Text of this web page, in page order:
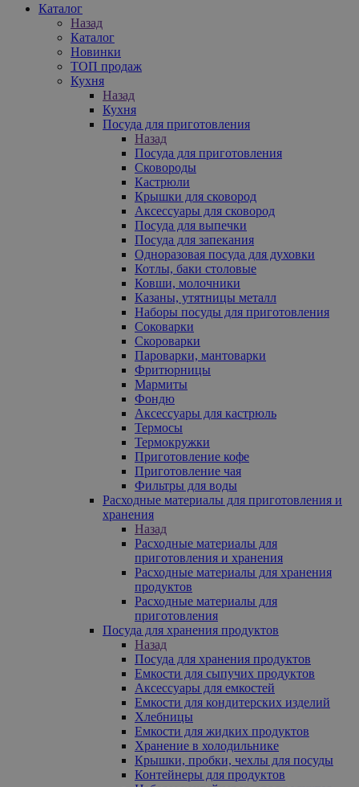
Каталог
Назад
Каталог
Новинки
ТОП продаж
Кухня
Назад
Кухня
Посуда для приготовления
Назад
Посуда для приготовления
Сковороды
Кастрюли
Крышки для сковород
Аксессуары для сковород
Посуда для выпечки
Посуда для запекания
Одноразовая посуда для духовки
Котлы, баки столовые
Ковши, молочники
Казаны, утятницы металл
Наборы посуды для приготовления
Соковарки
Скороварки
Пароварки, мантоварки
Фритюрницы
Мармиты
Фондю
Аксессуары для кастрюль
Термосы
Термокружки
Приготовление кофе
Приготовление чая
Фильтры для воды
Расходные материалы для приготовления и
хранения
Назад
Расходные материалы для
приготовления и хранения
Расходные материалы для хранения
продуктов
Расходные материалы для
приготовления
Посуда для хранения продуктов
Назад
Посуда для хранения продуктов
Емкости для сыпучих продуктов
Аксессуары для емкостей
Емкости для кондитерских изделий
Хлебницы
Емкости для жидких продуктов
Хранение в холодильнике
Крышки, пробки, чехлы для посуды
Контейнеры для продуктов